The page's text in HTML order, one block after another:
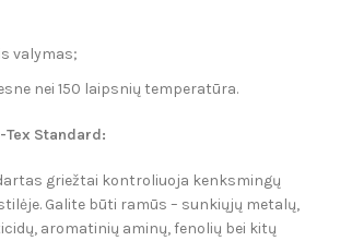
valymas;
nei 150 laipsnių temperatūra.
Tex Standard:
griežtai kontroliuoja kenksmingų
Galite būti ramūs – sunkiųjų metalų,
aromatinių aminų, fenolių bei kitų